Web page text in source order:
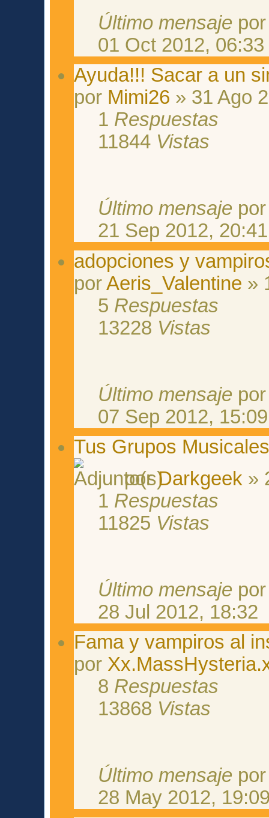
Último mensaje
01 Oct 2012, 06:33
Ayuda!!! Sacar a un
por Mimi26 » 31 Ago
1 Respuestas
11844 Vistas
Último mensaje
21 Sep 2012, 20:41
adopciones y
porAeris_Valentine »
5 Respuestas
13228 Vistas
Último mensaje
07 Sep 2012, 15:09
Tus Grupos
porDarkgeek »
1 Respuestas
11825 Vistas
Último mensaje
28 Jul 2012, 18:32
Fama y vampiros al
por
8 Respuestas
13868 Vistas
Último mensaje
28 May 2012,